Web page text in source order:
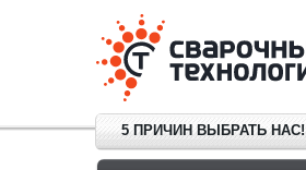
5 ПРИЧИН ВЫБРАТЬ НАС!